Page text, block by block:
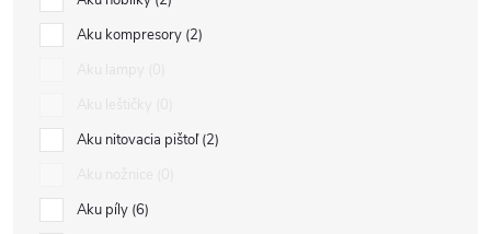
Aku kompresory 2
Aku nitovacia pištoľ 2
Aku píly 6